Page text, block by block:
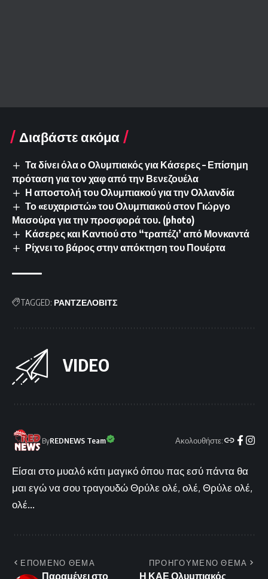
Διαβάστε ακόμα
Τα δίνει όλα ο Ολυμπιακός για Κάσερες – Επίσημη
πρόταση για τον χαφ από την Βενεζουέλα
Η αποστολή του Ολυμπιακού για την Ολλανδία
Το «ευχαριστώ» του Ολυμπιακού στον Γιώργο
Μασούρα για την προσφορά του. (photo)
Κάσερες και Καντιού στο “τραπέζι’ από Μονκαντά
Ρίχνει το βάρος στην απόκτηση του Πουέρτα
TAGGED: ΡΑΝΤΖΕΛΟΒΙΤΣ
VIDEO
ByREDNEWS Team Ακολουθήστε:
Είσαι στο μυαλό κάτι μαγικό όπου πας εσύ πάντα θα
μαι εγώ να σου τραγουδώ Θρύλε ολέ, ολέ, Θρύλε ολέ,
ολέ...
ΕΠΟΜΕΝΟ ΘΕΜΑ
Παραμένει στο
ΠΡΟΗΓΟΥΜΕΝΟ ΘΕΜΑ
Η ΚΑΕ Ολυμπιακός